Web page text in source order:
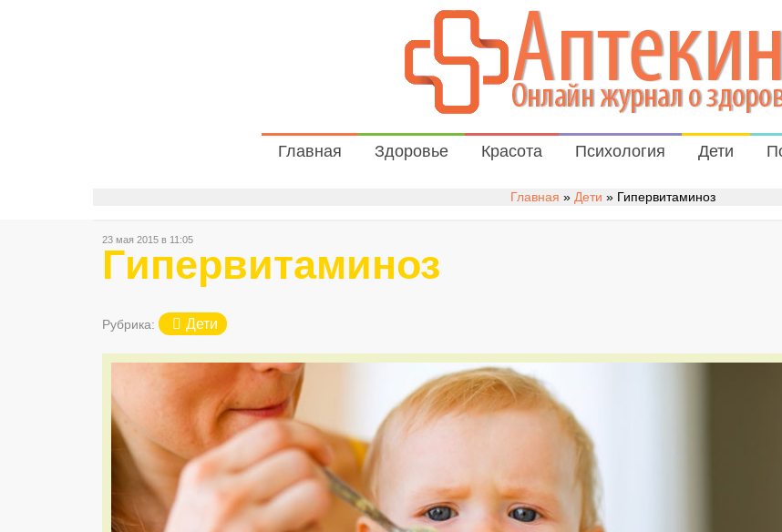
Главная Здоровье Красота Психология Дети
Главная » Дети » Гипервитаминоз
23 мая 2015 в 11:05
Гипервитаминоз
Рубрика: Дети